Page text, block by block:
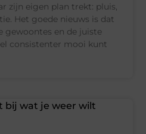
zijn eigen plan trekt: pluis,
Het goede nieuws is dat
gewoontes en de juiste
consistenter mooi kunt
bij wat je weer wilt